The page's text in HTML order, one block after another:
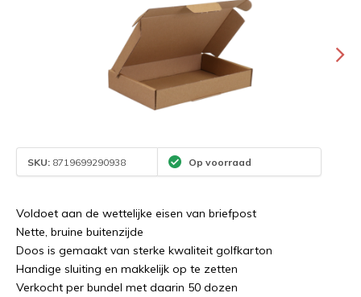
SKU: 8719699290938 Op voorraad
Voldoet aan de wettelijke eisen van briefpost
Nette, bruine buitenzijde
Doos is gemaakt van sterke kwaliteit golfkarton
Handige sluiting en makkelijk op te zetten
Verkocht per bundel met daarin 50 dozen